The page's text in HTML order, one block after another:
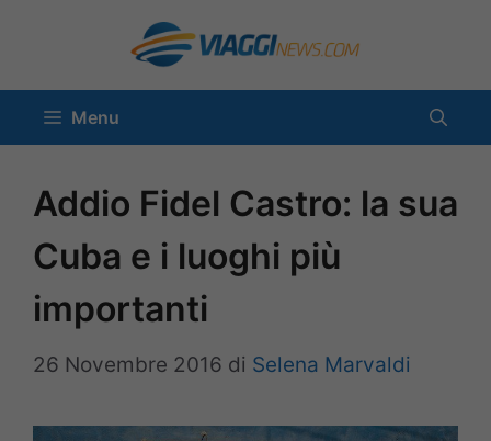
contenuto
Menu
Addio Fidel Castro: la sua
Cuba e i luoghi più
importanti
26 Novembre 2016 di Selena Marvaldi